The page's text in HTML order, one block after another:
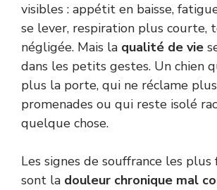
visibles : appétit en baisse,
se lever, respiration plus courte,
négligée. Mais la qualité de vie
dans les petits gestes. Un chien
plus la porte, qui ne réclame
promenades ou qui reste isolé
quelque chose.
Les signes de souffrance les
sont la douleur chronique mal